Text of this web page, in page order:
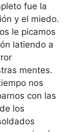
fue la
y el miedo.
le picamos
latiendo a
mentes.
nos
con las
los